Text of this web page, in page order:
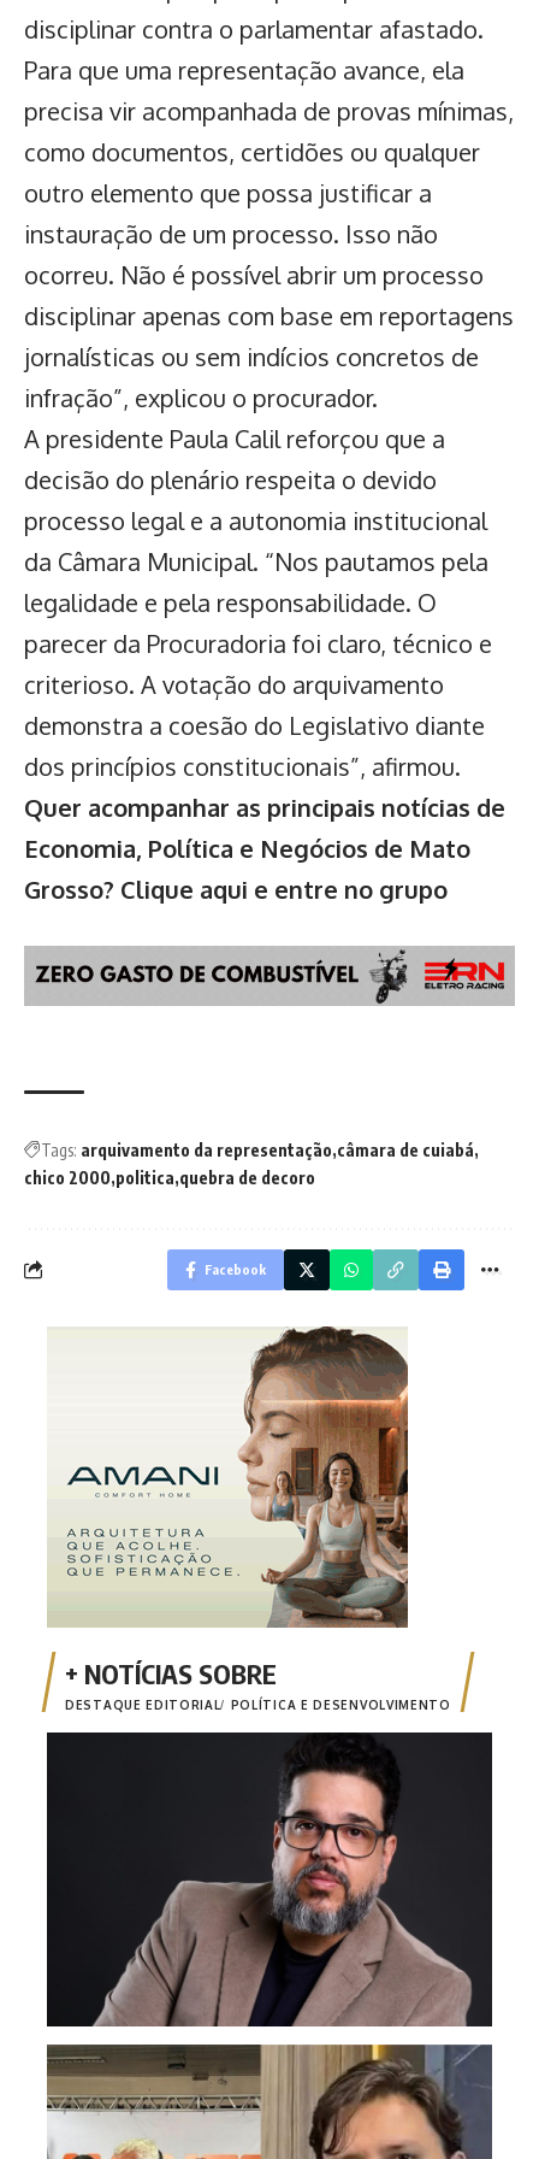
disciplinar contra o parlamentar afastado.
Para que uma representação avance, ela
precisa vir acompanhada de provas mínimas,
como documentos, certidões ou qualquer
outro elemento que possa justificar a
instauração de um processo. Isso não
ocorreu. Não é possível abrir um processo
disciplinar apenas com base em reportagens
jornalísticas ou sem indícios concretos de
infração”, explicou o procurador.
A presidente Paula Calil reforçou que a
decisão do plenário respeita o devido
processo legal e a autonomia institucional
da Câmara Municipal. “Nos pautamos pela
legalidade e pela responsabilidade. O
parecer da Procuradoria foi claro, técnico e
criterioso. A votação do arquivamento
demonstra a coesão do Legislativo diante
dos princípios constitucionais”, afirmou.
Quer acompanhar as principais notícias de
Economia, Política e Negócios de Mato
Grosso? Clique aqui e entre no grupo
Tags: arquivamento da representação câmara de cuiabá
chico 2000 politica quebra de decoro
Facebook
DESTAQUE EDITORIAL POLÍTICA E DESENVOLVIMENTO